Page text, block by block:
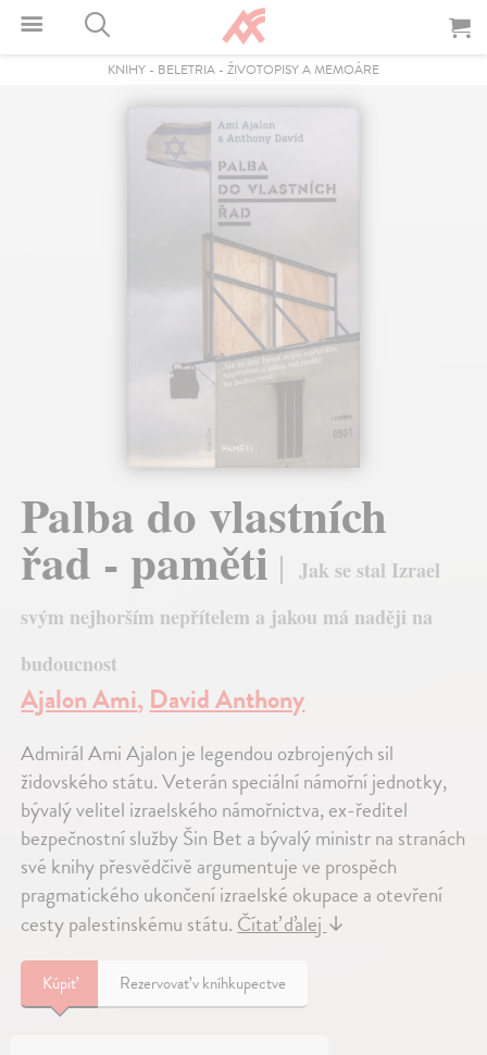
KNIHY - BELETRIA - ŽIVOTOPISY A MEMOÁRE
Palba do vlastních
řad - paměti
Jak se stal Izrael
svým nejhorším nepřítelem a jakou má naději na
budoucnost
Ajalon Ami,David Anthony
Admirál Ami Ajalon je legendou ozbrojených sil
židovského státu. Veterán speciální námořní jednotky,
bývalý velitel izraelského námořnictva, ex-ředitel
bezpečnostní služby Šin Bet a bývalý ministr na stranách
své knihy přesvědčivě argumentuje ve prospěch
pragmatického ukončení izraelské okupace a otevření
cesty palestinskému státu. Čítať ďalej ↓
Kúpiť Rezervovať v kníhkupectve